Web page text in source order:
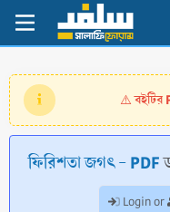
⚠️বইটির
ফিরিশতা জগৎ - PDF
Login or